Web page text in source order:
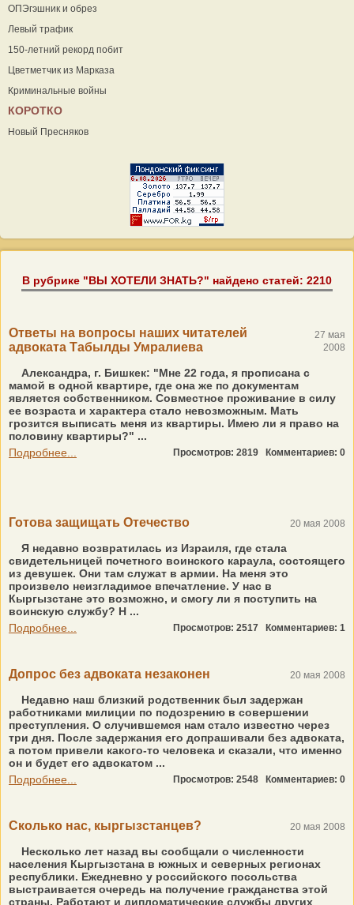
ОПЭгэшник и обрез
Левый трафик
150-летний рекорд побит
Цветметчик из Марказа
Криминальные войны
КОРОТКО
Новый Пресняков
В рубрике "ВЫ ХОТЕЛИ ЗНАТЬ?" найдено статей: 2210
Ответы на вопросы наших читателей
адвоката Табылды Умралиева
27 мая
2008
Александра, г. Бишкек: "Мне 22 года, я прописана с
мамой в одной квартире, где она же по документам
является собственником. Совместное проживание в силу
ее возраста и характера стало невозможным. Мать
грозится выписать меня из квартиры. Имею ли я право на
половину квартиры?" ...
Подробнее...
Просмотров: 2819 Комментариев: 0
Готова защищать Отечество 20 мая 2008
Я недавно возвратилась из Израиля, где стала
свидетельницей почетного воинского караула, состоящего
из девушек. Они там служат в армии. На меня это
произвело неизгладимое впечатление. У нас в
Кыргызстане это возможно, и смогу ли я поступить на
воинскую службу? Н ...
Подробнее...
Просмотров: 2517 Комментариев: 1
Допрос без адвоката незаконен 20 мая 2008
Недавно наш близкий родственник был задержан
работниками милиции по подозрению в совершении
преступления. О случившемся нам стало известно через
три дня. После задержания его допрашивали без адвоката,
а потом привели какого-то человека и сказали, что именно
он и будет его адвокатом ...
Подробнее...
Просмотров: 2548 Комментариев: 0
Сколько нас, кыргызстанцев? 20 мая 2008
Несколько лет назад вы сообщали о численности
населения Кыргызстана в южных и северных регионах
республики. Ежедневно у российского посольства
выстраивается очередь на получение гражданства этой
страны. Работают и дипломатические службы других